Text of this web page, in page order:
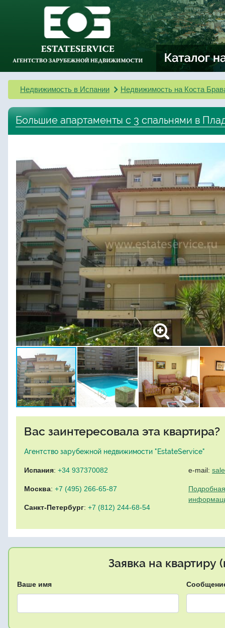
Недвижимость в Испании Недвижимость на Коста
Большие апартаменты с 3 спальнями в
Вас заинтересовала эта квартира?
Агентство зарубежной недвижимости "EstateService"
Испания: +34 937370082
Москва: +7 (495) 266-65-87
Санкт-Петербург: +7 (812) 244-68-54
e-mail:
Заявка на квартиру
Ваше имя